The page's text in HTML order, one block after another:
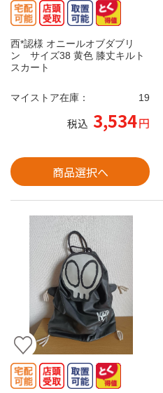
西*認様 オニールオブダブリ
ン サイズ38 黄色 膝丈キルト
スカート
マイストア在庫： 19
税込 3,534円
商品選択へ